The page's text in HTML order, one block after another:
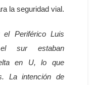
la seguridad vial.
el Periférico Luis
sur estaban
en U, lo que
La intención de